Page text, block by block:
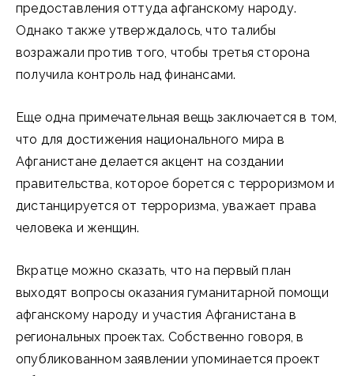
предоставления оттуда афганскому народу.
Однако также утверждалось, что талибы
возражали против того, чтобы третья сторона
получила контроль над финансами.
Еще одна примечательная вещь заключается в том,
что для достижения национального мира в
Афганистане делается акцент на создании
правительства, которое борется с терроризмом и
дистанцируется от терроризма, уважает права
человека и женщин.
Вкратце можно сказать, что на первый план
выходят вопросы оказания гуманитарной помощи
афганскому народу и участия Афганистана в
региональных проектах. Собственно говоря, в
опубликованном заявлении упоминается проект